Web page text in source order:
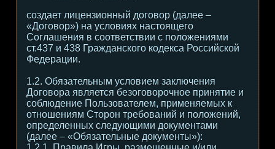
создает лицензионный договор (далее –
«Договор») на условиях настоящего
Соглашения в соответствии с положениями
ст.437 и 438 Гражданского кодекса Российской
Федерации.
1.2. Обязательным условием заключения
Договора является безоговорочное принятие и
соблюдение Пользователем, применяемых к
отношениям Сторон требований и положений,
определенных следующими документами
(далее – «Обязательные документы»):